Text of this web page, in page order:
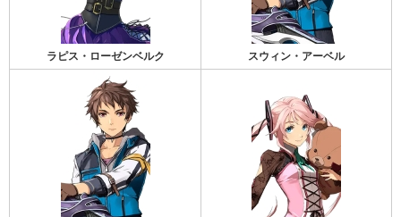
ラピス・ローゼンベルク スウィン・アーベル